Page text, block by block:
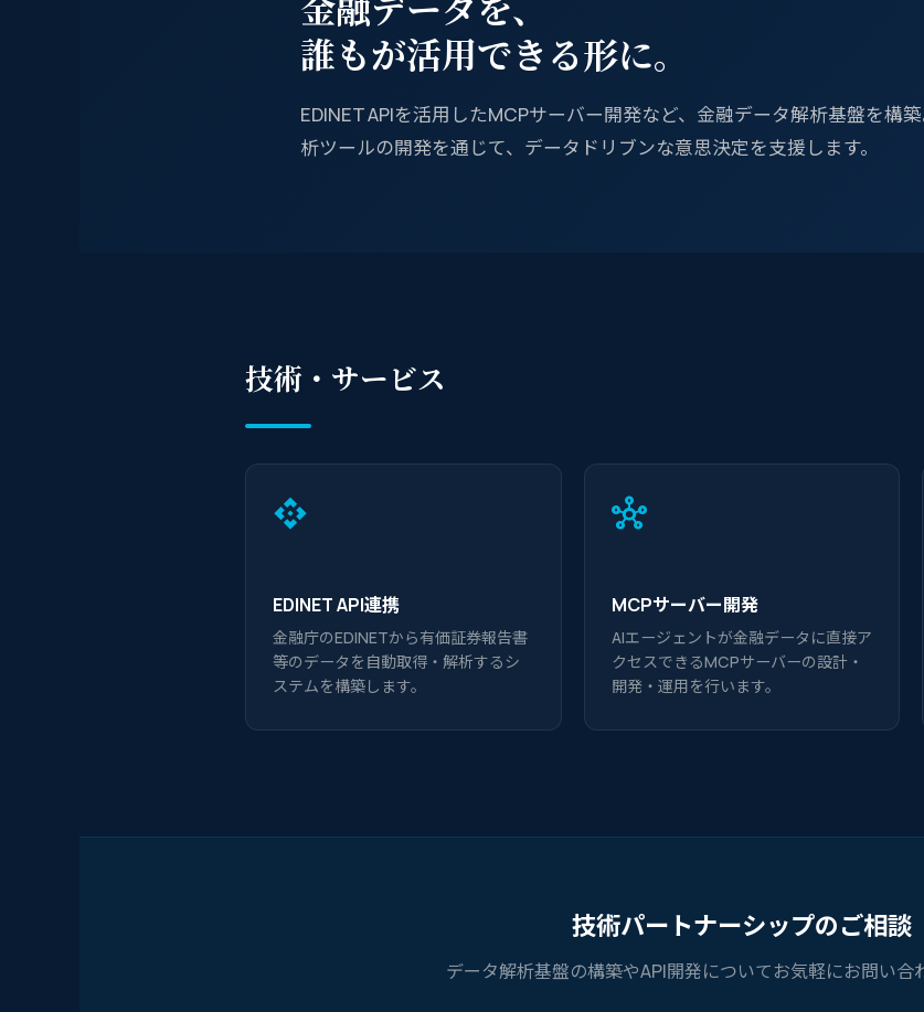
誰もが活用できる形に。
EDINET APIを活用したMCPサーバー開発など、金融データ解析基盤を構
析ツールの開発を通じて、データドリブンな意思決定を支援します。
技術・サービス
api
EDINET API連携
金融庁のEDINETから有価証券報告書
等のデータを自動取得・解析するシ
ステムを構築します。
hub
MCPサーバー開発
AIエージェントが金融データに直接ア
クセスできるMCPサーバーの設計・
開発・運用を行います。
技術パートナーシップのご相談
データ解析基盤の構築やAPI開発についてお気軽にお問い合